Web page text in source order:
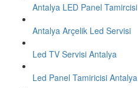
Antalya LED Panel Tamircisi
Antalya Arçelik Led Servisi
Led TV Servisi Antalya
Led Panel Tamiricisi Antalya